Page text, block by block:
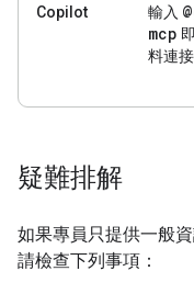
Copilot 輸入
mcp
料連接
疑難排解
如果專員只提供一般
請檢查下列事項：